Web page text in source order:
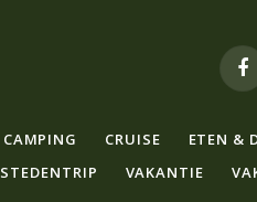
CAMPING CRUISE ETEN &
STEDENTRIP VAKANTIE